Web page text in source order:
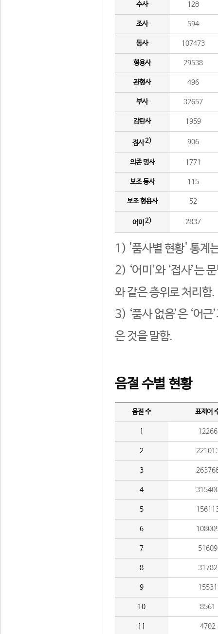
수사 128
조사 594
동사 107473
형용사 29538
관형사 496
부사 32657
감탄사 1959
접사2) 906
의존 명사 1771
보조 동사 115
보조 형용사 52
어미 2) 2837
1) '품사별 현황' 통계
2) ‘어미’와 ‘접사’는
와 같은 층위로 처리함.
3) ‘품사 없음’은 ‘어
은 것을 말함.
음절 수별 현황
음절 수 표제어
1 12266
2
3
4
5
6
7 51609
8 31782
9 15531
10 8561
11 4702